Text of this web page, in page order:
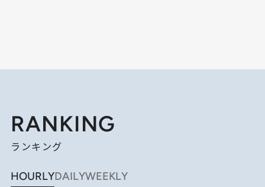
RANKING
ランキング
HOURLYDAILYWEEKLY